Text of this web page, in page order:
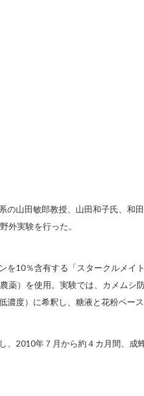
の山田敏郎教授、山田和子氏、和
外実験を行った。
を10％含有する「スタークルメイ
薬）を使用。実験では、カメムシ
度）に希釈し、糖液と花粉ペース
、2010年７月から約４カ月間、成